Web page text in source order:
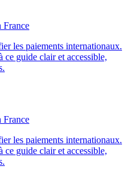
France
les paiements internationaux.
ce guide clair et accessible,
France
les paiements internationaux.
ce guide clair et accessible,